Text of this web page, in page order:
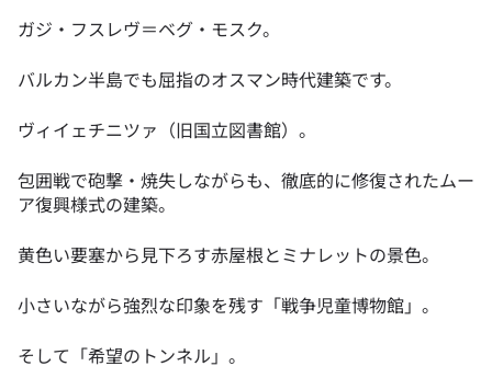
ガジ・フスレヴ＝ベグ・モスク。
バルカン半島でも屈指のオスマン時代建築です。
ヴィイェチニツァ（旧国立図書館）。
包囲戦で砲撃・焼失しながらも、徹底的に修復されたムー
ア復興様式の建築。
黄色い要塞から見下ろす赤屋根とミナレットの景色。
小さいながら強烈な印象を残す「戦争児童博物館」。
そして「希望のトンネル」。